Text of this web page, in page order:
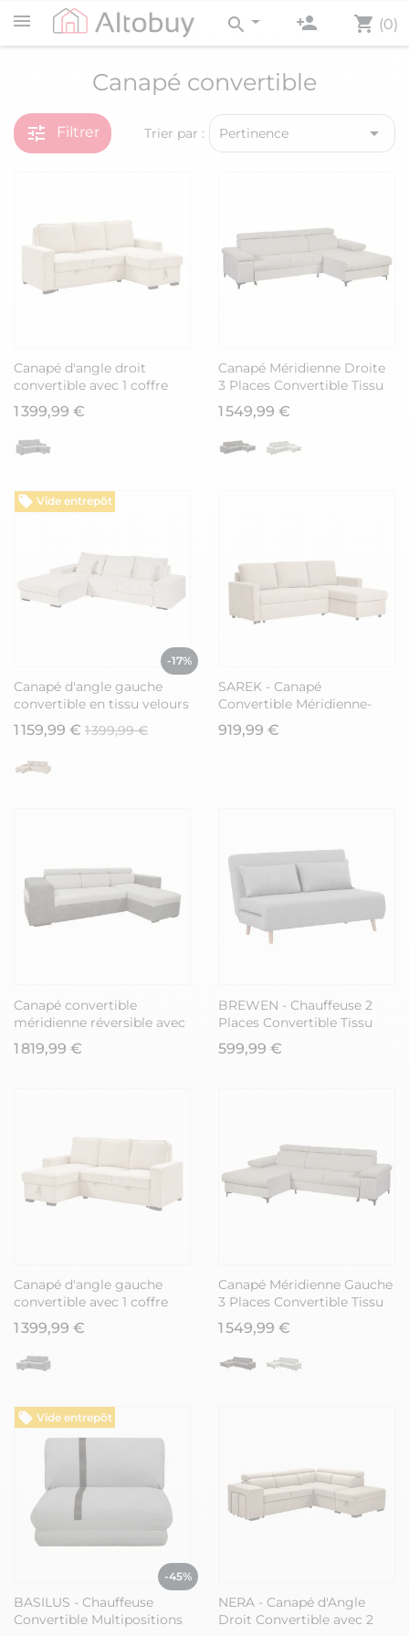
shopping_cart (0)
person_add
search
Canapé convertible
tune Filtrer Trier par : Pertinence 
Canapé d'angle droit
convertible avec 1 coffre
velours côtelé beige -
NAPOLINO
1 399,99 €
Canapé Méridienne Droite
3 Places Convertible Tissu
chenillé Gris chiné -
MARCEAU
1 549,99 €
Vide entrepôt
-17%
Canapé d'angle gauche
convertible en tissu velours
côtelé crème avec 2
coussins - ELKO
1 159,99 € 1 399,99 €
SAREK - Canapé
Convertible Méridienne-
coffre Réversible en Tissu
Beige
919,99 €
Canapé convertible
méridienne réversible avec
coffre + 2 poufs intégrés
bicolore gris - CESAR
1 819,99 €
BREWEN - Chauffeuse 2
Places Convertible Tissu
Gris Chiné avec Coussins
599,99 €
Canapé d'angle gauche
convertible avec 1 coffre
velours côtelé beige -
NAPOLINO
1 399,99 €
Canapé Méridienne Gauche
3 Places Convertible Tissu
chenillé Gris chiné -
MARCEAU
1 549,99 €
Vide entrepôt
-45%
BASILUS - Chauffeuse
Convertible Multipositions
NERA - Canapé d'Angle
Droit Convertible avec 2